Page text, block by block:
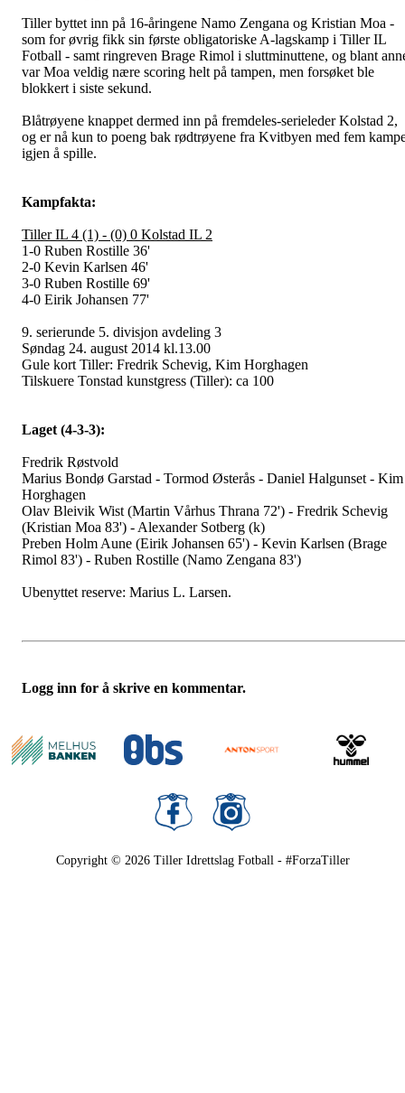
Tiller byttet inn på 16-åringene Namo Zengana og Kristian Moa -
som for øvrig fikk sin første obligatoriske A-lagskamp i Tiller IL
Fotball - samt ringreven Brage Rimol i sluttminuttene, og blant
var Moa veldig nære scoring helt på tampen, men forsøket ble
blokkert i siste sekund.
Blåtrøyene knappet dermed inn på fremdeles-serieleder Kolstad 2,
og er nå kun to poeng bak rødtrøyene fra Kvitbyen med fem
igjen å spille.
Kampfakta:
Tiller IL 4 (1) - (0) 0 Kolstad IL 2
1-0 Ruben Rostille 36'
2-0 Kevin Karlsen 46'
3-0 Ruben Rostille 69'
4-0 Eirik Johansen 77'
9. serierunde 5. divisjon avdeling 3
Søndag 24. august 2014 kl.13.00
Gule kort Tiller: Fredrik Schevig, Kim Horghagen
Tilskuere Tonstad kunstgress (Tiller): ca 100
Laget (4-3-3):
Fredrik Røstvold
Marius Bondø Garstad - Tormod Østerås - Daniel Halgunset - Kim
Horghagen
Olav Bleivik Wist (Martin Vårhus Thrana 72') - Fredrik Schevig
(Kristian Moa 83') - Alexander Sotberg (k)
Preben Holm Aune (Eirik Johansen 65') - Kevin Karlsen (Brage
Rimol 83') - Ruben Rostille (Namo Zengana 83')
Ubenyttet reserve: Marius L. Larsen.
Logg inn for å skrive en kommentar.
Copyright © 2026 Tiller Idrettslag Fotball - #ForzaTiller